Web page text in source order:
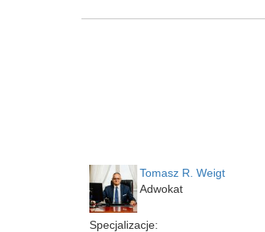
Tomasz R. Weigt
Adwokat
Specjalizacje: